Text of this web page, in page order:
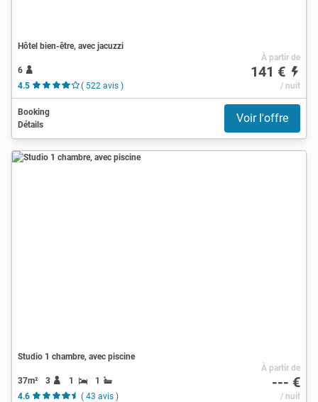
Hôtel bien-être, avec jacuzzi
6
4.5
( 522 avis )
À partir de
141 €
/ nuit
Booking
Détails
Voir l'offre
Studio 1 chambre, avec piscine
37m² 3 1
1
4.6
( 43 avis )
À partir de
--- €
/ nuit